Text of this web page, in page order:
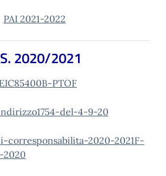
PAI 2021-2022
2020/2021
PTOF
del-4-9-20
corresponsabilita-2020-2021F-
2020